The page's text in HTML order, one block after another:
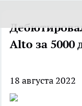
Alto за 5000
18 августа 2022